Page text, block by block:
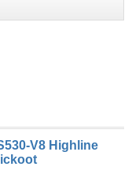
V8 Highline